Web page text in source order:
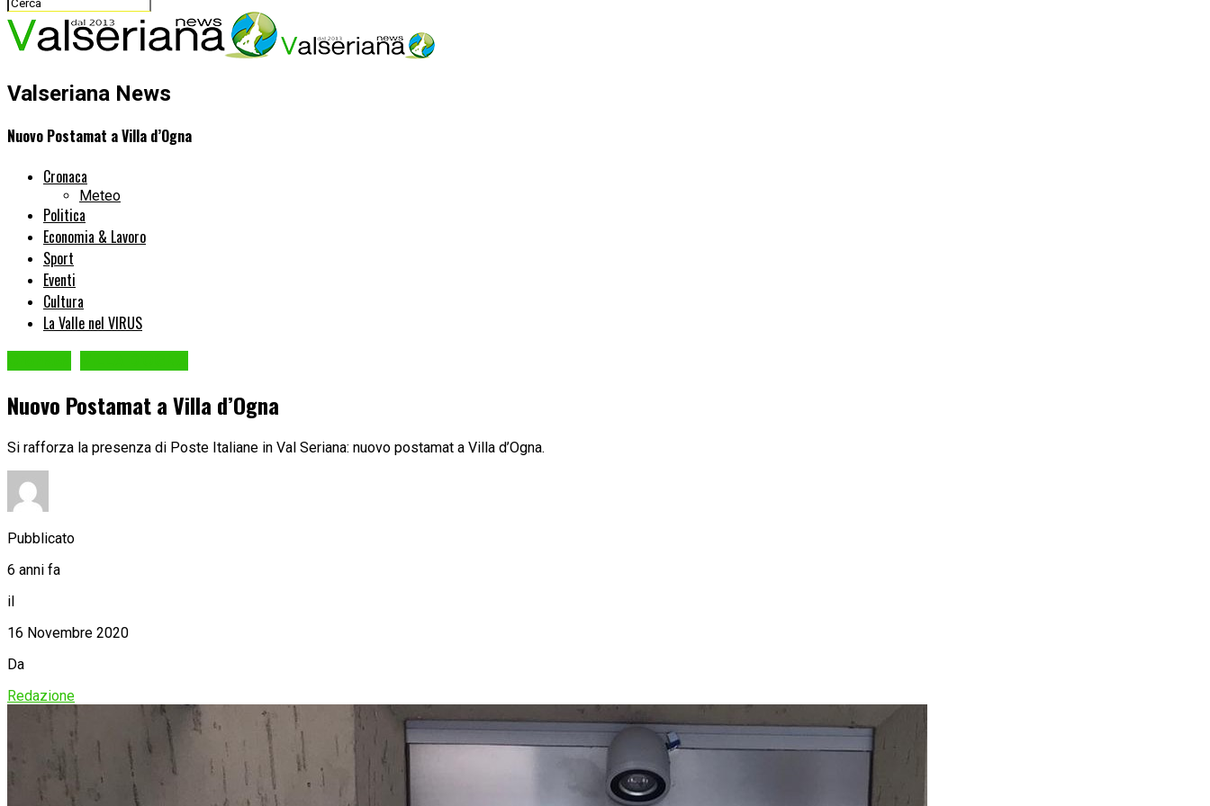
Valseriana News
Nuovo Postamat a Villa d’Ogna
Cronaca
Meteo
Politica
Economia & Lavoro
Sport
Eventi
Cultura
La Valle nel VIRUS
Nuovo Postamat a Villa d’Ogna
Si rafforza la presenza di Poste Italiane in Val Seriana: nuovo postamat a Villa d’Ogna.
Pubblicato
6 anni fa
il
16 Novembre 2020
Da
Redazione